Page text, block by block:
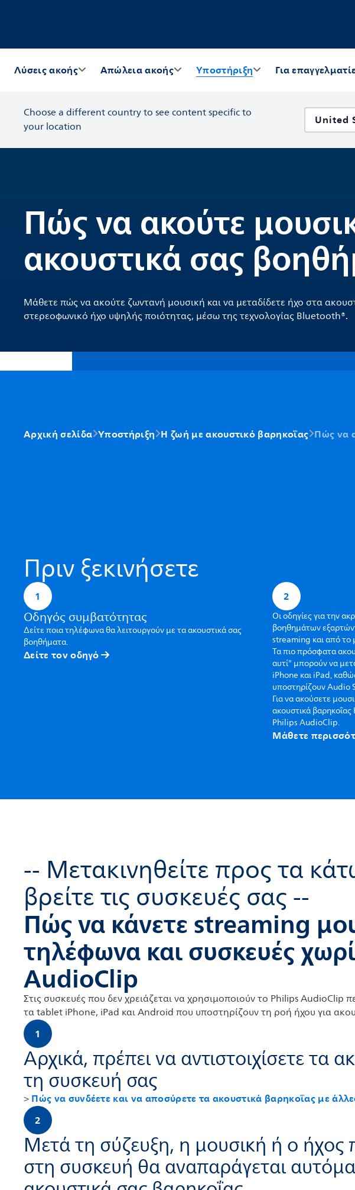
Λύσεις ακοής Απώλεια ακοής Υποστήριξη Για
Choose a different country to see content specific to
your location
Πώς να ακούτε
ακουστικά σας
Μάθετε πώς να ακούτε ζωντανή μουσική και να μεταδίδετε ήχο στα
στερεοφωνικό ήχο υψηλής ποιότητας, μέσω της τεχνολογίας Bluetooth®.
Αρχική σελίδα Υποστήριξη Η ζωή με ακουστικό βαρηκοΐας Πώς να
Πριν ξεκινήσετε
1
Οδηγός συμβατότητας
Δείτε ποια τηλέφωνα θα λειτουργούν με τα ακουστικά σας
βοηθήματα.
Δείτε τον οδηγό
2
Οι οδηγίες για την
βοηθημάτων
streaming και από το
Τα πιο πρόσφατα
αυτί" μπορούν να
iPhone και iPad,
υποστηρίζουν
Για να ακούσετε
ακουστικά
Philips AudioClip.
Μάθετε
-- Μετακινηθείτε προς τα
βρείτε τις συσκευές σας --
Πώς να κάνετε streaming
τηλέφωνα και συσκευές
AudioClip
Στις συσκευές που δεν χρειάζεται να χρησιμοποιούν το Philips AudioClip
τα tablet iPhone, iPad και Android που υποστηρίζουν τη ροή ήχου για
1
Αρχικά, πρέπει να αντιστοιχίσετε τα
τη συσκευή σας
>Πώς να συνδέετε και να αποσύρετε τα ακουστικά βαρηκοΐας με
2
Μετά τη σύζευξη, η μουσική ή ο ήχος
στη συσκευή θα αναπαράγεται